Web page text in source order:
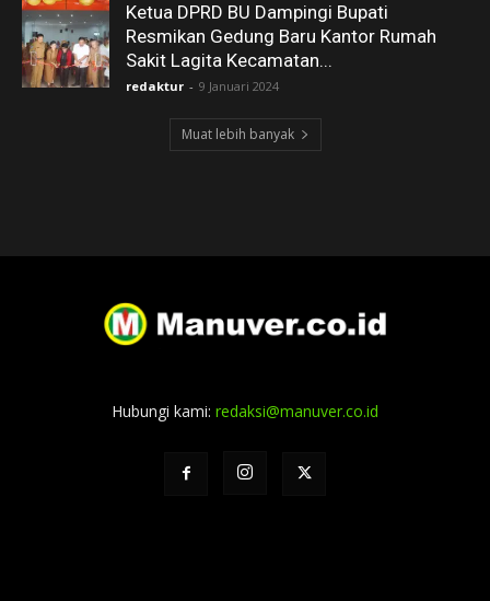
Ketua DPRD BU Dampingi Bupati
Resmikan Gedung Baru Kantor Rumah
Sakit Lagita Kecamatan...
redaktur - 9 Januari 2024
Muat lebih banyak
Hubungi kami: redaksi@manuver.co.id